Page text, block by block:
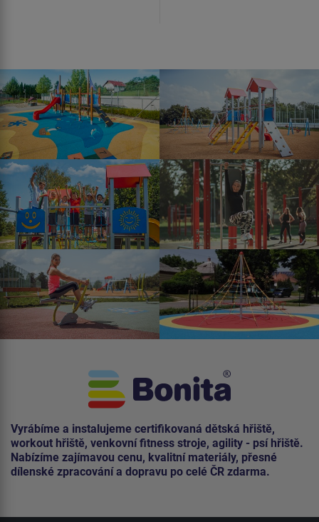
Vyrábíme a instalujeme certifikovaná dětská hřiště,
workout hřiště, venkovní fitness stroje, agility - psí hřiště.
Nabízíme zajímavou cenu, kvalitní materiály, přesné
dílenské zpracování a dopravu po celé ČR zdarma.